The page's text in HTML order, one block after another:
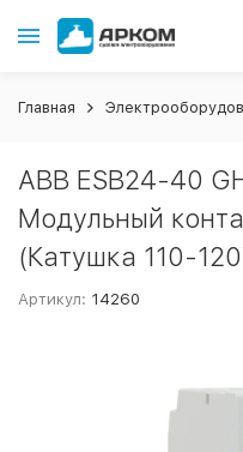
Главная
ABB ESB24-40
Модульный
(Катушка 110-
Артикул: 14260